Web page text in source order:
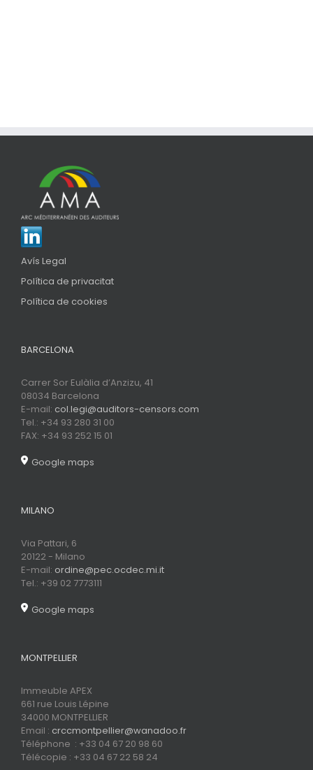
Avís Legal
Política de privacitat
Política de cookies
BARCELONA
Carrer Sor Eulàlia d’Anzizu, 41
08034 Barcelona
E-mail: col.legi@auditors-censors.com
Tel.: +34 93 280 31 00
FAX: +34 93 252 15 01
Google maps
MILANO
Via Pattari, 6
20122 - Milano
E-mail: ordine@pec.ocdec.mi.it
Tel.: +39 02 7773111
Google maps
MONTPELLIER
Immeuble APEX
661 rue Louis Lépine
34000 MONTPELLIER
Email : crccmontpellier@wanadoo.fr
Téléphone : +33 04 67 20 98 60
Télécopie : +33 04 67 22 58 24